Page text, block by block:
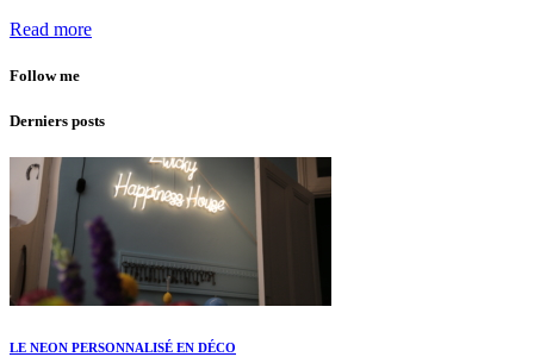
Read more
Follow me
Derniers posts
LE NEON PERSONNALISÉ EN DÉCO